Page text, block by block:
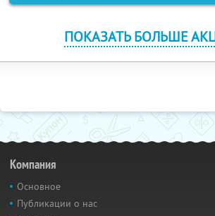
ПОКАЗАТЬ БОЛЬШЕ
Компания
Основное
Публикации о нас